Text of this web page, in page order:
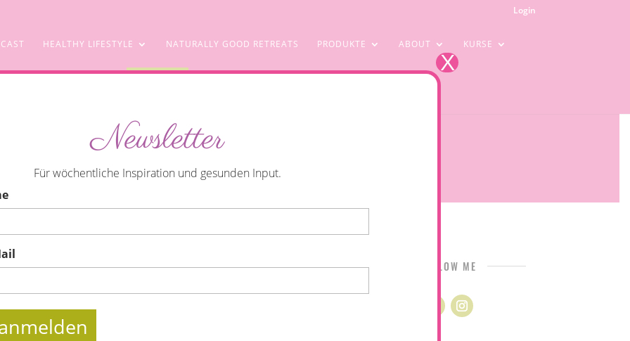
Login
HEALTHY LIFESTYLE NATURALLY GOOD RETREATS PRODUKTE ABOUT KURSE
Grundrezept
FOLLOW ME
Newsletter
Für wöchentliche Inspiration und gesunden Input.
X